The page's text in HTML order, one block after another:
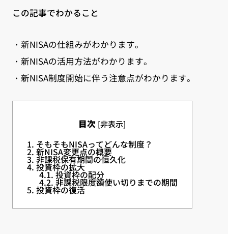
この記事でわかること
・新NISAの仕組みがわかります。
・新NISAの活用方法がわかります。
・新NISA制度開始に伴う注意点がわかります。
目次 [非表示]
1. そもそもNISAってどんな制度？
2. 新NISA変更点の概要
3. 非課税保有期間の恒久化
4. 投資枠の拡大
4.1.投資枠の配分
4.2. 非課税限度額使い切りまでの期間
5. 投資枠の復活